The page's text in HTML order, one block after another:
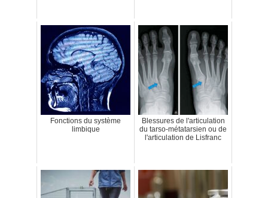
Fonctions du système
limbique
Blessures de l'articulation
du tarso-métatarsien ou de
l'articulation de Lisfranc